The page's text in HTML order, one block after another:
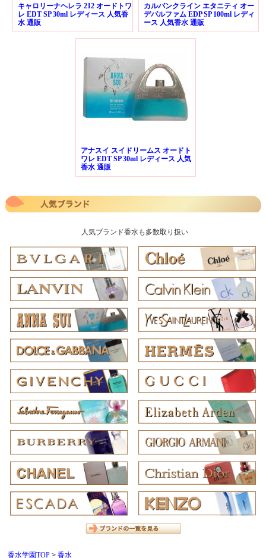
キャロリーナヘレラ 212 オードトワ
レ EDT SP 30ml レディース 人気香
水 通販
カルバンクライン エタニティ オー
デパルファム EDP SP 100ml レディ
ース 人気香水 通販
アナスイ スイドリームス オードト
ワレ EDT SP 30ml レディース 人気
香水 通販
人気ブランド香水も多数取り扱い
香水学園TOP 香水